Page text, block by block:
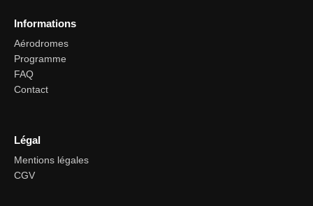
Informations
Aérodromes
Programme
FAQ
Contact
Légal
Mentions légales
CGV